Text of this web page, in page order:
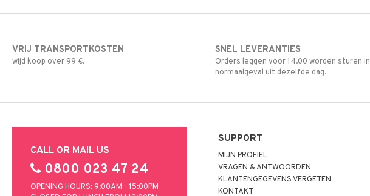
VRIJ TRANSPORTKOSTEN
wijd koop over 99 €.
SNEL LEVERANTIES
Orders leggen voor 14.00 worden sturen in
normaalgeval uit dezelfde dag.
CALL OR MAIL US
0800 023 47 24
OPENING HOURS: 9:00AM - 15:00PM
SUPPORT
MIJN PROFIEL
VRAGEN & ANTWOORDEN
KLANTENGEGEVENS VERGETEN
KONTAKT